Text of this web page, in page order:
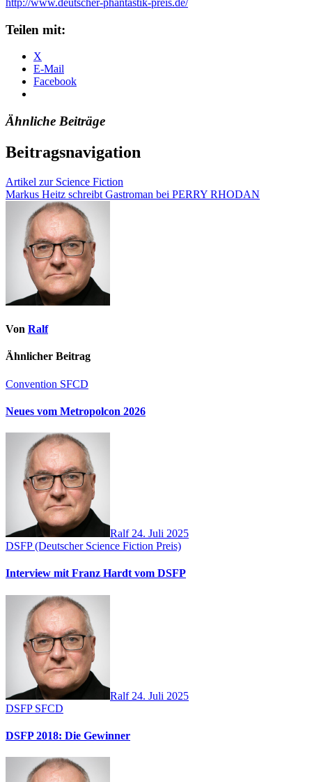
Teilen mit:
X
E-Mail
Facebook
Ähnliche Beiträge
Beitragsnavigation
Artikel zur Science Fiction
Markus Heitz schreibt Gastroman bei PERRY RHODAN
Von Ralf
Ähnlicher Beitrag
Convention SFCD
Neues vom Metropolcon 2026
Ralf 24. Juli 2025
DSFP (Deutscher Science Fiction Preis)
Interview mit Franz Hardt vom DSFP
Ralf 24. Juli 2025
DSFP SFCD
DSFP 2018: Die Gewinner